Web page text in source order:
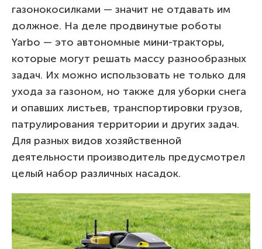
газонокосилками — значит не отдавать им
должное. На деле продвинутые роботы
Yarbo — это автономные мини-тракторы,
которые могут решать массу разнообразных
задач. Их можно использовать не только для
ухода за газоном, но также для уборки снега
и опавших листьев, транспортировки грузов,
патрулирования территории и других задач.
Для разных видов хозяйственной
деятельности производитель предусмотрел
целый набор различных насадок.